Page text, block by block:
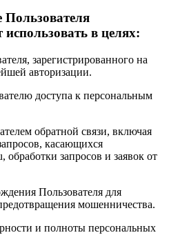
в целях:
зарегистрированного на
авторизации.
доступа к персональным
обратной связи, включая
касающихся
обработки запросов и заявок от
Пользователя для
мошенничества.
и полноты персональных